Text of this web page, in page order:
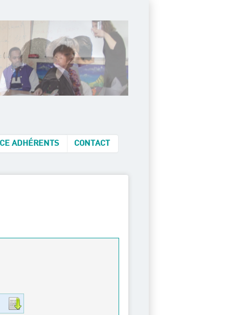
ADHÉRENTS CONTACT